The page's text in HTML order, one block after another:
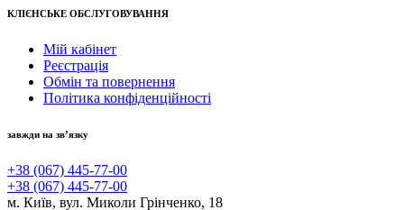
КЛІЄНСЬКЕ ОБСЛУГОВУВАННЯ
Мій кабінет
Реєстрація
Обмін та повернення
Політика конфіденційності
завжди на зв’язку
+38 (067) 445-77-00
+38 (067) 445-77-00
м. Київ, вул. Миколи Грінченко, 18